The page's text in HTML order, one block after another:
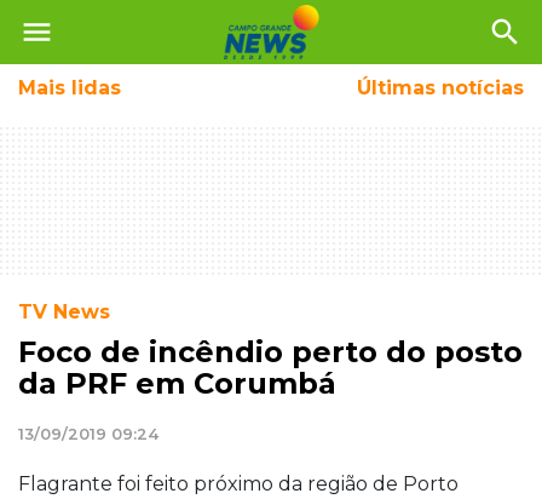
menu search
Mais lidas Últimas notícias
TV News
Foco de incêndio perto do posto
da PRF em Corumbá
13/09/2019 09:24
Flagrante foi feito próximo da região de Porto